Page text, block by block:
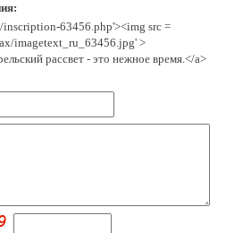
63456.php'><img src =
imagetext_ru_63456.jpg' >
рассвет - это нежное время.</a>